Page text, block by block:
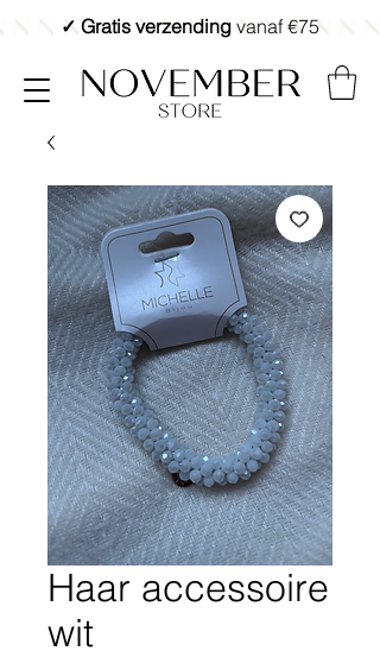
✓ Gratis verzending vanaf €75
Haar accessoire
wit